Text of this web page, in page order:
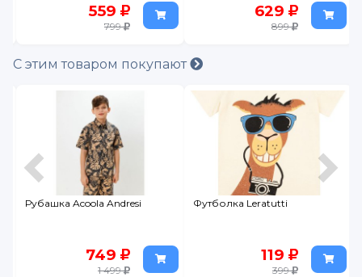
559
799
629
899
С этим товаром покупают
Рубашка Acoola Andresi
749
1 499
Футболка Leratutti
119
399